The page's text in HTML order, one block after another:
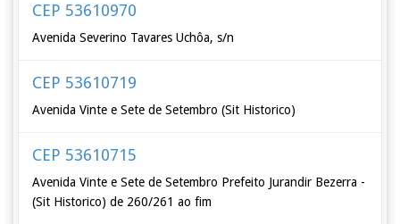
CEP 53610970
Avenida Severino Tavares Uchôa, s/n
CEP 53610719
Avenida Vinte e Sete de Setembro (Sit Historico)
CEP 53610715
Avenida Vinte e Sete de Setembro Prefeito Jurandir Bezerra -
(Sit Historico) de 260/261 ao fim